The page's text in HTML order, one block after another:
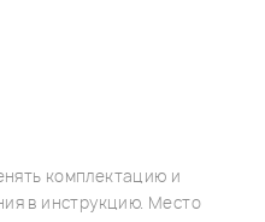
комплектацию и
в инструкцию. Место